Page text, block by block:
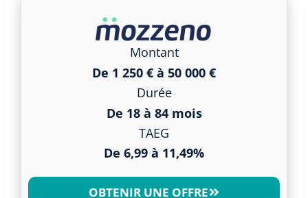
Montant
De 1 250 € à 50 000 €
Durée
De 18 à 84 mois
TAEG
De 6,99 à 11,49%
OBTENIR UNE OFFRE